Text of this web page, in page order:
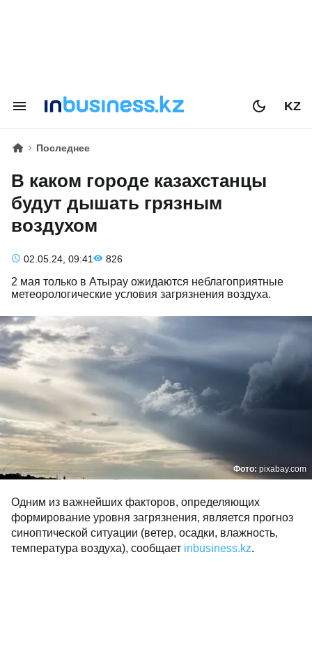
KZ
Последнее
В каком городе казахстанцы
будут дышать грязным
воздухом
02.05.24, 09:41 826
2 мая только в Атырау ожидаются неблагоприятные
метеорологические условия загрязнения воздуха.
Фото: pixabay.com
Одним из важнейших факторов, определяющих
формирование уровня загрязнения, является прогноз
синоптической ситуации (ветер, осадки, влажность,
температура воздуха), сообщает inbusiness.kz.